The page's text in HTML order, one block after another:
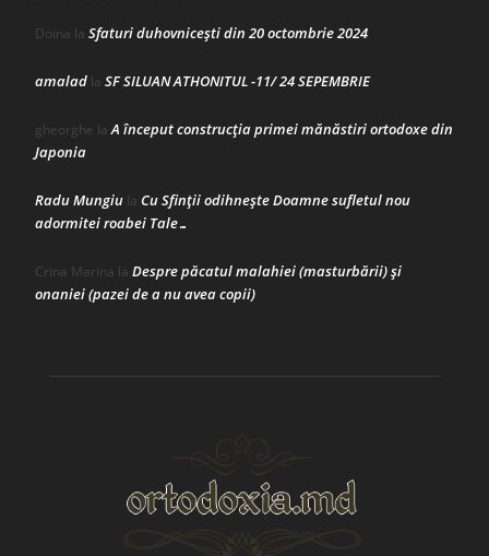
Doina la Sfaturi duhovnicești din 20 octombrie 2024
amalad la SF SILUAN ATHONITUL -11/ 24 SEPEMBRIE
gheorghe laA început construcţia primei mănăstiri ortodoxe din
Japonia
Radu Mungiu la Cu Sfinții odihnește Doamne sufletul nou
adormitei roabei Tale…
Crina Marina la Despre păcatul malahiei (masturbării) şi
onaniei (pazei de a nu avea copii)